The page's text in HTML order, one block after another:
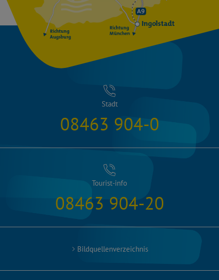
Stadt
08463 904-0
Tourist-info
08463 904-20
Bildquellenverzeichnis